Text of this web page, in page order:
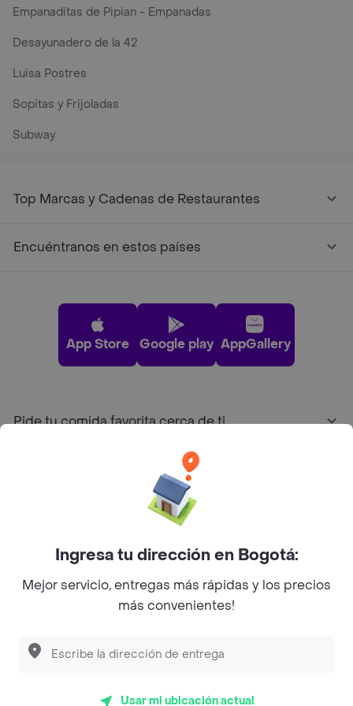
Empanaditas de Pipian - Empanadas
Desayunadero de la 42
Luisa Postres
Sopitas y Frijoladas
Subway
Top Marcas y Cadenas de Restaurantes
Encuéntranos en estos países
App Store Google play AppGallery
Pide tu comida favorita cerca de ti
Sobre Rappi
Facebook
Twitter
Instagram
©2026Rappi Inc. All rights reserved.
Ingresa tu dirección en Bogotá:
Mejor servicio, entregas más rápidas y los precios
más convenientes!
Usar mi ubicación actual